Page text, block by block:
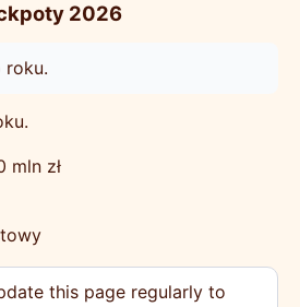
2026
roku.
mln zł
this page regularly to